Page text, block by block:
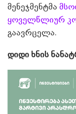
მენეჯმენტმა
ყოველწლიურ
გაავრცელა.
დიდი ხნის